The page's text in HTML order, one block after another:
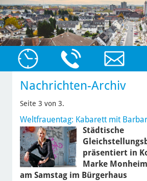
Nachrichten-Archiv
Seite 3 von 3.
Weltfrauentag: Kabarett mit
Städtische
präsentiert in
Marke
am Samstag im Bürgerhaus